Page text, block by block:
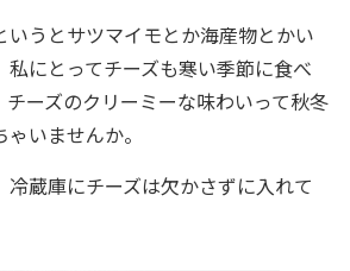
うとサツマイモとか海産物とかい
私にとってチーズも寒い季節に食べ
チーズのクリーミーな味わいって秋冬
いませんか。
蔵庫にチーズは欠かさずに入れて